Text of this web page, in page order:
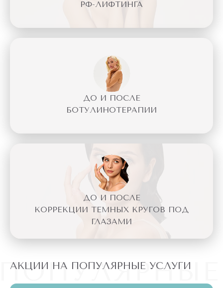
РФ-ЛИФТИНГА
ДО И ПОСЛЕ
БОТУЛИНОТЕРАПИИ
ДО И ПОСЛЕ
КОРРЕКЦИИ ТЕМНЫХ КРУГОВ ПОД
ГЛАЗАМИ
АКЦИИ НА ПОПУЛЯРНЫЕ УСЛУГИ